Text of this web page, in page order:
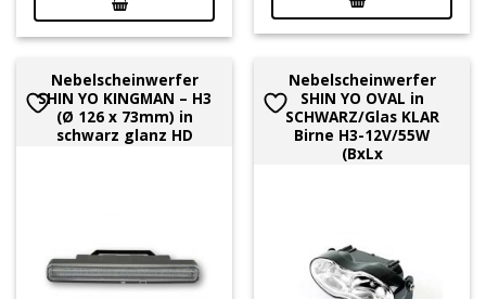
Nebelscheinwerfer
SHIN YO KINGMAN – H3
(Ø 126 x 73mm) in
schwarz glanz HD
Nebelscheinwerfer
SHIN YO OVAL in
SCHWARZ/Glas KLAR
Birne H3-12V/55W
(BxLx